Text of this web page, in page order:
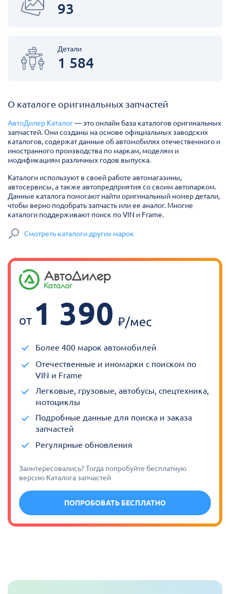
93
Детали
1 584
О каталоге оригинальных запчастей
АвтоДилер Каталог— это онлайн база каталогов оригинальных
запчастей. Они созданы на основе официальных заводских
каталогов, содержат данные об автомобилях отечественного и
иностранного производства по маркам, моделям и
модификациям различных годов выпуска.
Каталоги используют в своей работе автомагазины,
автосервисы, а также автопредприятия со своим автопарком.
Данные каталога помогают найти оригинальный номер детали,
чтобы верно подобрать запчасть или ее аналог. Многие
каталоги поддерживают поиск по VIN и Frame.
Смотреть каталоги других марок
от 1 390
Более 400 марок автомобилей
Отечественные и иномарки с поиском по
VIN и Frame
Легковые, грузовые, автобусы, спецтехника,
мотоциклы
Подробные данные для поиска и заказа
запчастей
Регулярные обновления
Заинтересовались? Тогда попробуйте бесплатную
версию Каталога запчастей
ПОПРОБОВАТЬ БЕСПЛАТНО